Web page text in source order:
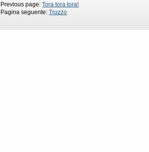
Previous page:Tora tora tora!
Pagina seguente:Truzzo